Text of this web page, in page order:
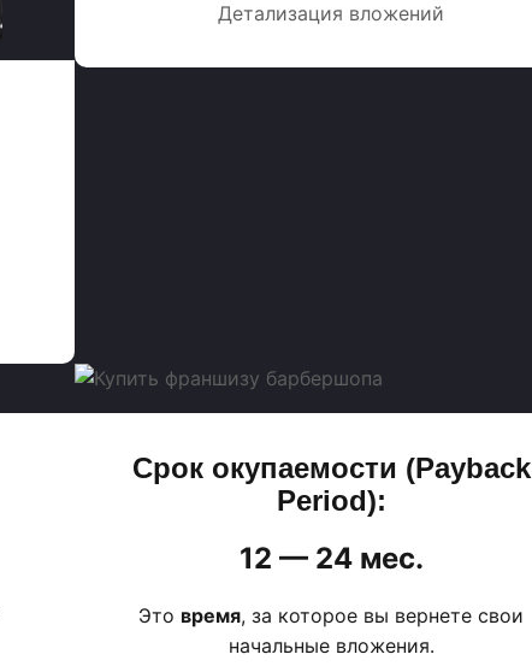
Детализация вложений
Срок окупаемости (Payback
Period):
12 — 24 мес.
Это время, за которое вы вернете свои
начальные вложения.